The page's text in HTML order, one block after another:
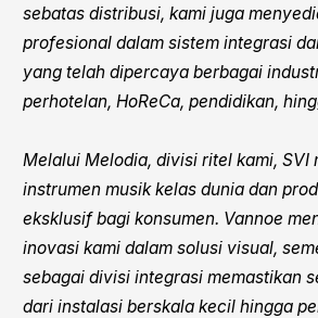
sebatas distribusi, kami juga
profesional dalam sistem integrasi
yang telah dipercaya berbagai
perhotelan, HoReCa, pendidikan,
Melalui Melodia, divisi ritel kami, SVI
instrumen musik kelas dunia dan
eksklusif bagi konsumen. Vannoe
inovasi kami dalam solusi visual,
sebagai divisi integrasi memastikan
dari instalasi berskala kecil hingga